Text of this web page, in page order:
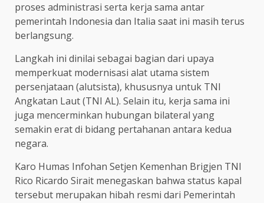
proses administrasi serta kerja sama antar
pemerintah Indonesia dan Italia saat ini masih terus
berlangsung.
Langkah ini dinilai sebagai bagian dari upaya
memperkuat modernisasi alat utama sistem
persenjataan (alutsista), khususnya untuk TNI
Angkatan Laut (TNI AL). Selain itu, kerja sama ini
juga mencerminkan hubungan bilateral yang
semakin erat di bidang pertahanan antara kedua
negara.
Karo Humas Infohan Setjen Kemenhan Brigjen TNI
Rico Ricardo Sirait menegaskan bahwa status kapal
tersebut merupakan hibah resmi dari Pemerintah